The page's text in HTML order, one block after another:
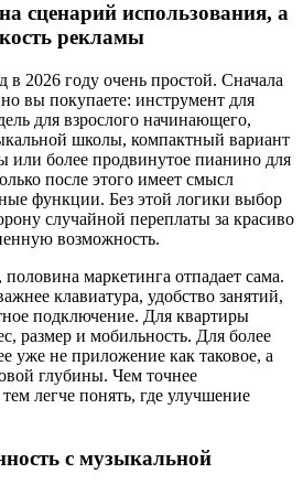
сценарий использования, а
рекламы
2026 году очень простой. Сначала
вы покупаете: инструмент для
для взрослого начинающего,
школы, компактный вариант
или более продвинутое пианино для
после этого имеет смысл
функции. Без этой логики выбор
случайной переплаты за красиво
возможность.
маркетинга отпадает сама.
клавиатура, удобство занятий,
подключение. Для квартиры
размер и мобильность. Для более
уже не приложение как таковое, а
глубины. Чем точнее
легче понять, где улучшение
с музыкальной